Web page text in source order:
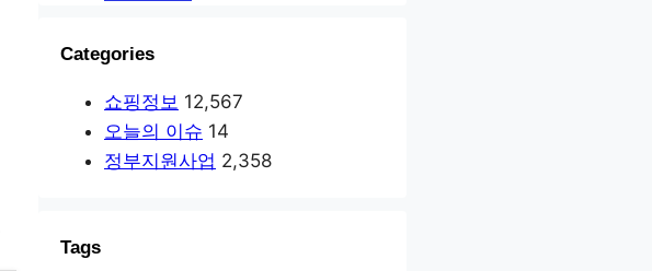
Categories
쇼핑정보 12,567
오늘의 이슈 14
정부지원사업 2,358
Tags